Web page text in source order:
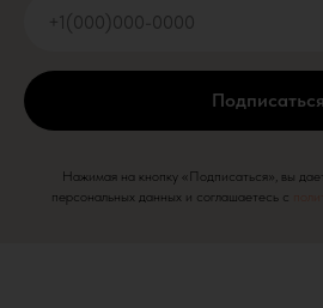
Подписаться
Нажимая на кнопку «Подписаться», вы
персональных данных и соглашаетесь c